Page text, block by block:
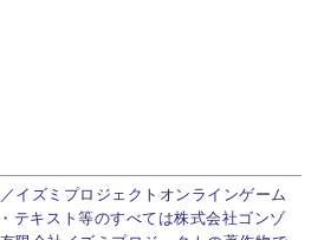
イズミプロジェクトオンラインゲーム
テキスト等のすべては株式会社ゴンゾ